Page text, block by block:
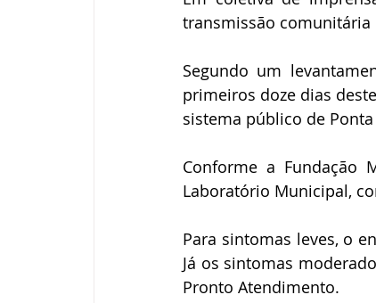
transmissão comunitária
Segundo um
primeiros doze dias
sistema público de
Conforme a Fundação
Laboratório Municipal,
Para sintomas leves, o
Já os sintomas
Pronto Atendimento.